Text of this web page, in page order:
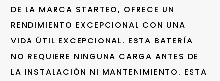
DE LA MARCA STARTEO, OFRECE UN
RENDIMIENTO EXCEPCIONAL CON UNA
VIDA ÚTIL EXCEPCIONAL. ESTA BATERÍA
NO REQUIERE NINGUNA CARGA ANTES DE
LA INSTALACIÓN NI MANTENIMIENTO. ESTA